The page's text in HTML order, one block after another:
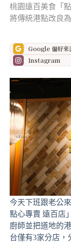
桃園遠百美食「
將傳統港點改良
Google 偏好來
Instagram
今天下班跟老公
點心專賣 遠百店
廚師並把道地的
台僅有3家分店，